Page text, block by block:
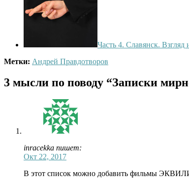
Часть 4. Славянск. Взгляд
Метки: Андрей Правдотворов
3 мысли по поводу “Записки
inracekka пишет:
Окт 22, 2017
В этот список можно добавить фильмы